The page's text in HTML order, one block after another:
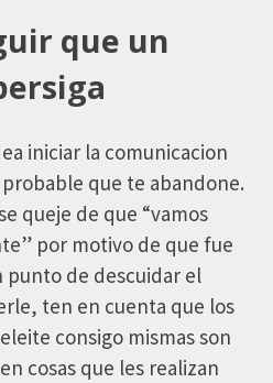
que un
iniciar la comunicacion
que te abandone.
queje de que “vamos
por motivo de que fue
punto de descuidar el
ten en cuenta que los
consigo mismas son
cosas que les realizan